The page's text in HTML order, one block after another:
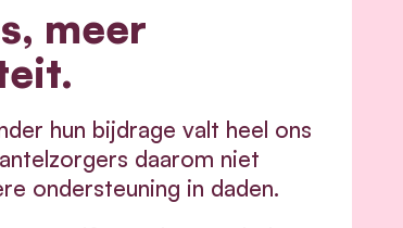
meer
hun bijdrage valt heel ons
daarom niet
ondersteuning in daden.